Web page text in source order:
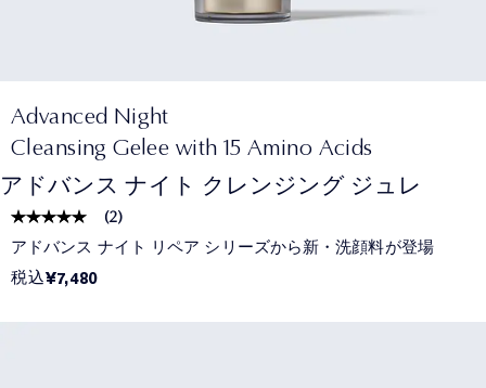
Advanced Night
Cleansing Gelee with 15 Amino Acids
アドバンス ナイト クレンジング ジュレ
(2)
アドバンス ナイト リペア シリーズから新・洗顔料が登場
税込¥7,480